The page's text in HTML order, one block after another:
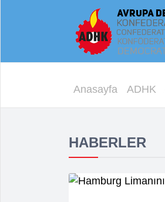
Anasayfa ADHK
HABERLER